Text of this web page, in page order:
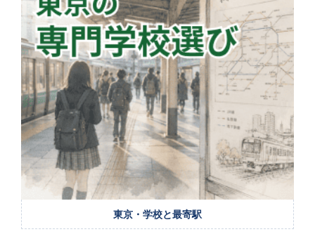
東京・学校と最寄駅